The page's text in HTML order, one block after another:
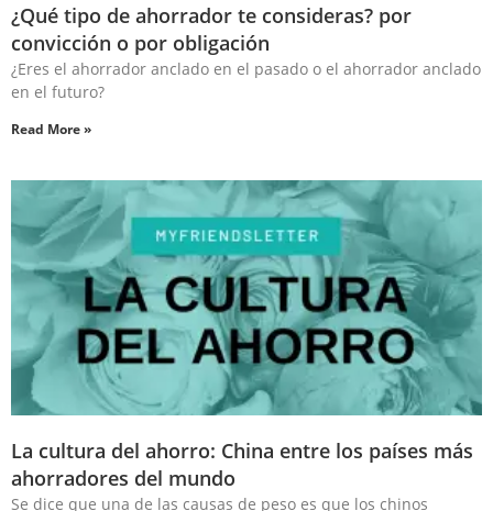
¿Qué tipo de ahorrador te consideras? por
convicción o por obligación
¿Eres el ahorrador anclado en el pasado o el ahorrador anclado
en el futuro?
Read More »
La cultura del ahorro: China entre los países más
ahorradores del mundo
Se dice que una de las causas de peso es que los chinos